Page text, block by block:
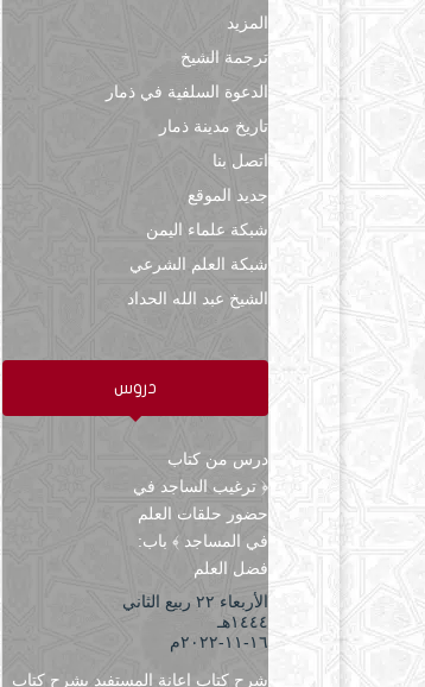
المزيد
ترجمة الشيخ
الدعوة السلفية في ذمار
تاريخ مدينة ذمار
اتصل بنا
جديد الموقع
شبكة علماء اليمن
شبكة العلم الشرعي
الشيخ عبد الله الحداد
دروس
درس من كتاب
﴿ ترغيب الساجد في
حضور حلقات العلم
في المساجد ﴾ باب:
فضل العلم
الأربعاء ۲۲ ربيع الثاني
۱٤٤٤هـ
۱٦-۱۱-۲۰۲۲م
شرح كتاب إعانة المستفيد بشرح كتاب